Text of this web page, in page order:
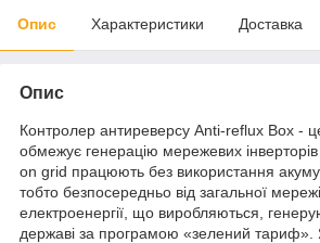
Опис Характеристики Доставка
Опис
Контролер антиреверсу Anti-reflux Box -
обмежує генерацію мережевих
on grid працюють без використання
тобто безпосередньо від загальної
електроенергії, що виробляються,
державі за програмою «зелений